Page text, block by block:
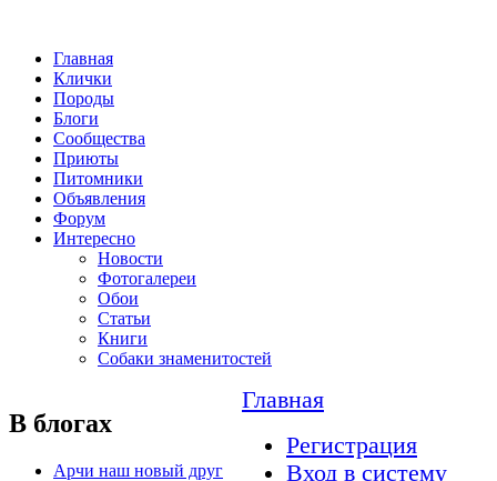
Главная
Клички
Породы
Блоги
Сообщества
Приюты
Питомники
Объявления
Форум
Интересно
Новости
Фотогалереи
Обои
Статьи
Книги
Собаки знаменитостей
В блогах
Арчи наш новый друг
Главная
Регистрация
Вход в систему